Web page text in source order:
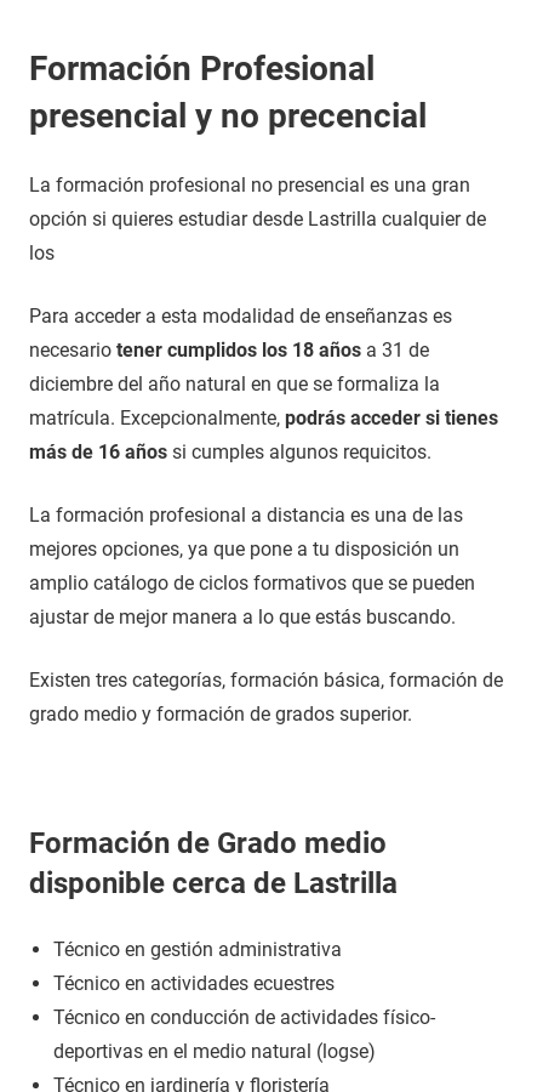
Formación Profesional
presencial y no precencial
La formación profesional no presencial es una gran
opción si quieres estudiar desde Lastrilla cualquier de
los
Para acceder a esta modalidad de enseñanzas es
necesario tener cumplidos los 18 años a 31 de
diciembre del año natural en que se formaliza la
matrícula. Excepcionalmente, podrás acceder si tienes
más de 16 años si cumples algunos requicitos.
La formación profesional a distancia es una de las
mejores opciones, ya que pone a tu disposición un
amplio catálogo de ciclos formativos que se pueden
ajustar de mejor manera a lo que estás buscando.
Existen tres categorías, formación básica, formación de
grado medio y formación de grados superior.
Formación de Grado medio
disponible cerca de Lastrilla
Técnico en gestión administrativa
Técnico en actividades ecuestres
Técnico en conducción de actividades físico-
deportivas en el medio natural (logse)
Técnico en jardinería y floristería